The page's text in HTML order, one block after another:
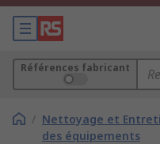
Références fabricant
/ Nettoyage et
des équipements